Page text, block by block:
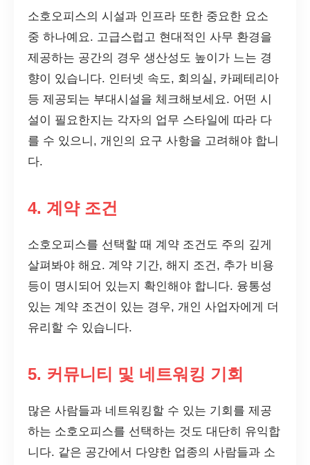
소호오피스의 시설과 인프라 또한 중요한 요소
중 하나예요. 고급스럽고 현대적인 사무 환경을
제공하는 공간의 경우 생산성도 높이가 느는 경
향이 있습니다. 인터넷 속도, 회의실, 카페테리아
등 제공되는 부대시설을 체크해보세요. 어떤 시
설이 필요한지는 각자의 업무 스타일에 따라 다
를 수 있으니, 개인의 요구 사항을 고려해야 합니
다.
4. 계약 조건
소호오피스를 선택할 때 계약 조건도 주의 깊게
살펴봐야 해요. 계약 기간, 해지 조건, 추가 비용
등이 명시되어 있는지 확인해야 합니다. 융통성
있는 계약 조건이 있는 경우, 개인 사업자에게 더
유리할 수 있습니다.
5. 커뮤니티 및 네트워킹 기회
많은 사람들과 네트워킹할 수 있는 기회를 제공
하는 소호오피스를 선택하는 것도 대단히 유익합
니다. 같은 공간에서 다양한 업종의 사람들과 소